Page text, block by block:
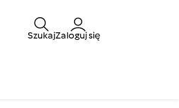
SzukajZaloguj się